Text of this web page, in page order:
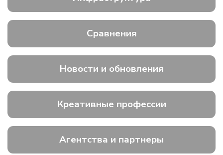
Сравнения
Новости и обновления
Креативные профессии
Агентства и партнеры